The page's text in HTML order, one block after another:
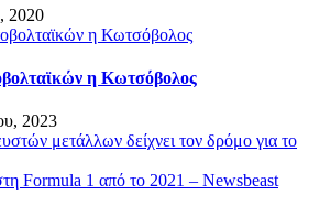
2020
η Κωτσόβολος
2023
μετάλλων δείχνει τον δρόμο για το
Formula 1 από το 2021 – Newsbeast